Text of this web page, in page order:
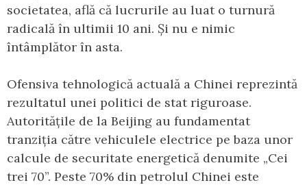
societatea, află că lucrurile au luat o turnură
radicală în ultimii 10 ani. Și nu e nimic
întâmplător în asta.
Ofensiva tehnologică actuală a Chinei reprezintă
rezultatul unei politici de stat riguroase.
Autoritățile de la Beijing au fundamentat
tranziția către vehiculele electrice pe baza unor
calcule de securitate energetică denumite „Cei
trei 70”. Peste 70% din petrolul Chinei este